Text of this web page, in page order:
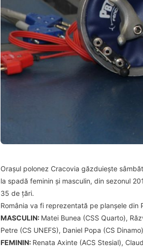
Orașul polonez Cracovia găzduiește
la spadă feminin și masculin, din sezonul
35 de țări.
România va fi reprezentată pe planșele din
MASCULIN: Matei Bunea (CSS Quarto),
Petre (CS UNEFS), Daniel Popa (CS
FEMININ: Renata Axinte (ACS Stesial),